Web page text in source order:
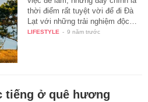
thời điểm rất tuyệt vời để đi Đà
Lạt với những trải nghiệm độc…
LIFESTYLE - 9 năm trước
tiếng ở quê hương